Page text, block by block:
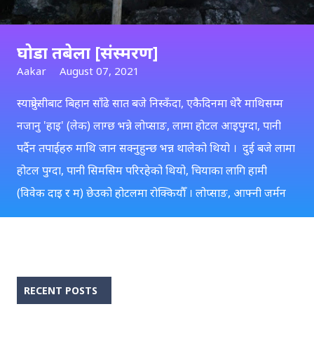
घोडा तबेला [संस्मरण]
Aakar August 07, 2021
स्याफ्रुवेसीबाट बिहान साँढे सात बजे निस्कँदा, एकैदिनमा धेरै माथिसम्म
नजानु 'हाइ' (लेक) लाग्छ भन्ने लोप्साङ, लामा होटल आइपुग्दा, पानी
पर्दैन तपाईहरु माथि जान सक्नुहुन्छ भन्न थालेको थियो । दुई बजे लामा
होटल पुग्दा, पानी सिमसिम परिरहेको थियो, चियाका लागि हामी
(विवेक दाइ र म) छेउको होटलमा रोक्कियौँ । लोप्साङ, आफ्नी जर्मन
पर्यटक लाउरालाई लिएर अलि पर्तिरको होटलमा गएर रोकियो, हामीले
घन्टा बस्दा पनि पानी खासै रोकिएन, तर लोप्साङ पानी रोकिन्छ,
RECENT POSTS